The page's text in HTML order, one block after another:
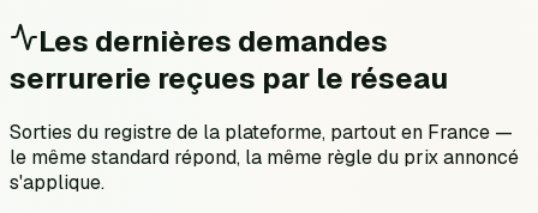
Les dernières demandes
serrurerie reçues par le réseau
Sorties du registre de la plateforme, partout en France —
le même standard répond, la même règle du prix annoncé
s'applique.